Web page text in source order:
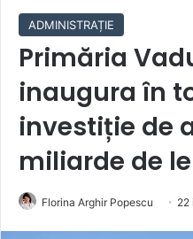
ADMINISTRAȚIE
Primăria
inaugura în
investiție de
miliarde de
Florina Arghir Popescu 22